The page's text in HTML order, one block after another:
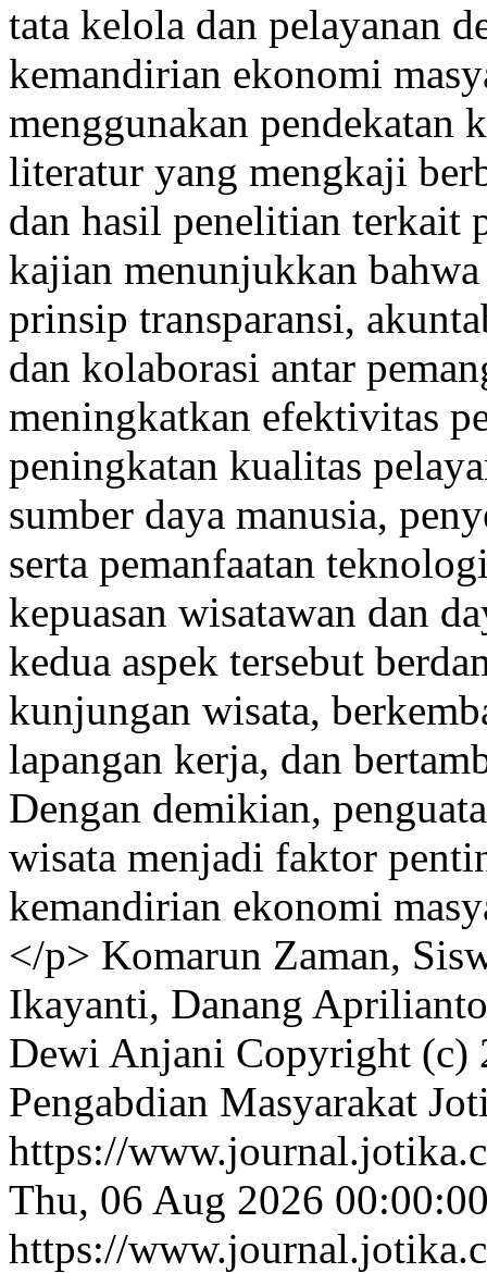
tata kelola dan pelayanan
kemandirian ekonomi
menggunakan pendekatan
literatur yang mengkaji
dan hasil penelitian terkait
kajian menunjukkan
prinsip transparansi,
dan kolaborasi antar
meningkatkan efektivitas
peningkatan kualitas
sumber daya manusia,
serta pemanfaatan
kepuasan wisatawan dan
kedua aspek tersebut
kunjungan wisata,
lapangan kerja, dan
Dengan demikian,
wisata menjadi faktor
kemandirian ekonomi
</p> Komarun Zaman,
Ikayanti, Danang
Dewi Anjani Copyright (c)
Pengabdian Masyarakat
https://
Thu, 06 Aug 2026
https://